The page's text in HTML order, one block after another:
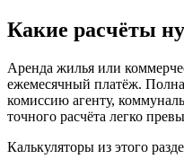
Какие расчёты
Аренда жилья или
ежемесячный платёж.
комиссию агенту,
точного расчёта легко
Калькуляторы из этого